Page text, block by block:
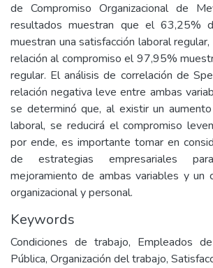
de Compromiso Organizacional de
resultados muestran que el 63,25%
muestran una satisfacción laboral
relación al compromiso el 97,95%
regular. El análisis de correlación de
relación negativa leve entre ambas
se determinó que, al existir un
laboral, se reducirá el compromiso
por ende, es importante tomar en
de estrategias empresariales
mejoramiento de ambas variables y un
organizacional y personal.
Keywords
Condiciones de trabajo, Empleados
Pública, Organización del trabajo,